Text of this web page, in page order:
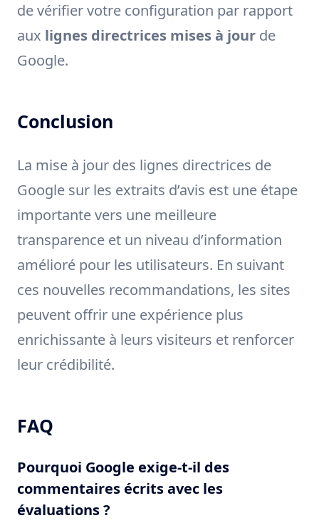
de vérifier votre configuration par rapport
aux lignes directrices mises à jour de
Google.
Conclusion
La mise à jour des lignes directrices de
Google sur les extraits d’avis est une étape
importante vers une meilleure
transparence et un niveau d’information
amélioré pour les utilisateurs. En suivant
ces nouvelles recommandations, les sites
peuvent offrir une expérience plus
enrichissante à leurs visiteurs et renforcer
leur crédibilité.
FAQ
Pourquoi Google exige-t-il des
commentaires écrits avec les
évaluations ?